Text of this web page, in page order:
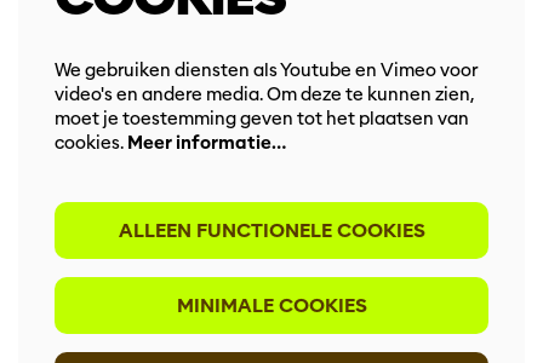
We gebruiken diensten als Youtube en Vimeo voor
video's en andere media. Om deze te kunnen zien,
moet je toestemming geven tot het plaatsen van
cookies. Meer informatie…
ALLEEN FUNCTIONELE COOKIES
MINIMALE COOKIES